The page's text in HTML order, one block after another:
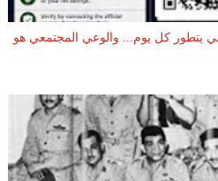
يتطور كل يوم... والوعي المجتمعي هو